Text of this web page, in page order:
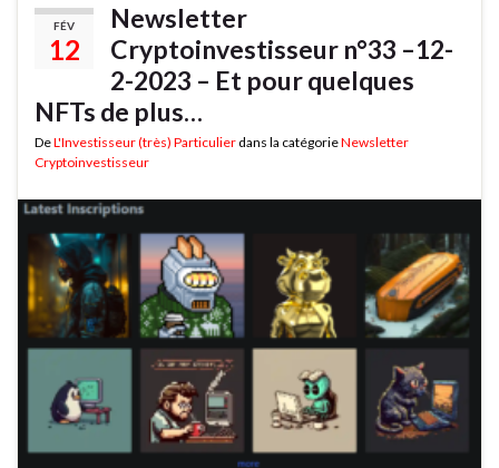
FÉV
12
Newsletter
Cryptoinvestisseur n°33 –12-
2-2023 – Et pour quelques
NFTs de plus…
DeL'Investisseur (très) Particulier dans la catégorieNewsletter
Cryptoinvestisseur